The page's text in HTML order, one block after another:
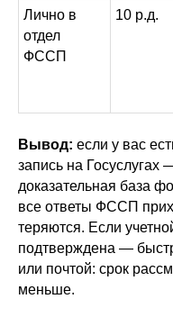
Лично в
отдел
ФССП
10 р.д.
Вывод: если у вас
запись на Госуслугах
доказательная база
все ответы ФССП
теряются. Если
подтверждена —
или почтой: срок
меньше.